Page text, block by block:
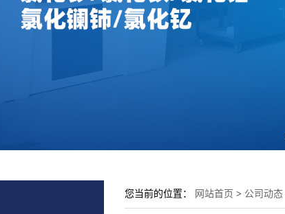
您当前的位置： 网站首页 > 公司动态